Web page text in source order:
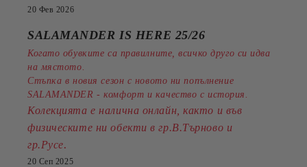
20 Фев 2026
SALAMANDER IS HERE 25/26
Когато обувките са правилните, всичко друго си идва
на мястото.
Стъпка в новия сезон с новото ни попълнение
SALAMANDER - комфорт и качество с история.
Колекцията е налична онлайн, както и във
физическите ни обекти в гр.В.Търново и
гр.Русе.
20 Сеп 2025